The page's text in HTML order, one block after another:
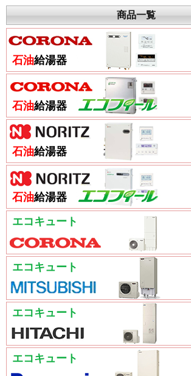
商品一覧
石油給湯器
石油給湯器
石油給湯器
石油給湯器
エコキュート
エコキュート
エコキュート
エコキュート